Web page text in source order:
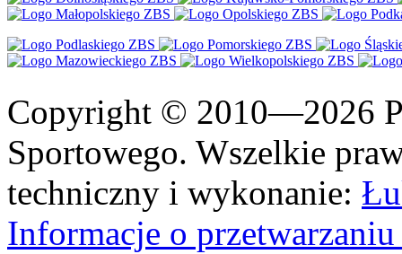
Copyright © 2010—2026
Sportowego. Wszelkie
techniczny i wykonanie:
Informacje o